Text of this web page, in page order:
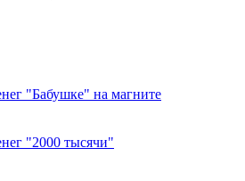
"Бабушке" на магните
"2000 тысячи"